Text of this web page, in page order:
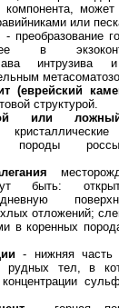
компонента,
или
- преобразование
в
интрузива
(еврейский
структурой.
или
породы
быть:
отложений;
в коренных
- нижняя часть
рудных тел, в